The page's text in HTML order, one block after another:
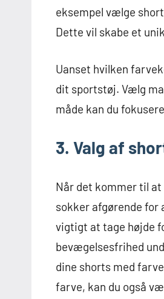
eksempel vælge
Dette vil skabe et
Uanset hvilken
dit sportstøj. Vælg
måde kan du
3. Valg af
Når det kommer til
sokker afgørende
vigtigt at tage højde
bevægelsesfrihed
dine shorts med
farve, kan du også